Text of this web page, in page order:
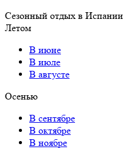
Сезонный отдых в Испании
Летом
В июне
В июле
В августе
Осенью
В сентябре
В октябре
В ноябре